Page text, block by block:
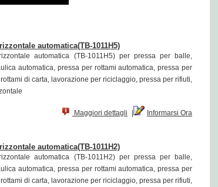
automatica(TB-1011H5)
automatica (TB-1011H5) per pressa per balle,
automatica, pressa per rottami automatica, pressa per
di carta, lavorazione per riciclaggio, pressa per rifiuti,
Maggiori dettagli | Informarsi Ora
automatica(TB-1011H2)
automatica (TB-1011H2) per pressa per balle,
automatica, pressa per rottami automatica, pressa per
di carta, lavorazione per riciclaggio, pressa per rifiuti,